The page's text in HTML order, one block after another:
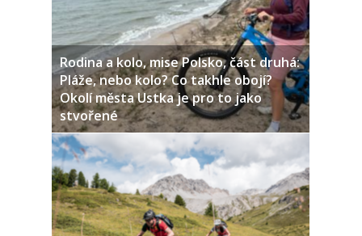
Rodina a kolo, mise Polsko, část druhá:
Pláže, nebo kolo? Co takhle obojí?
Okolí města Ustka je pro to jako
stvořené